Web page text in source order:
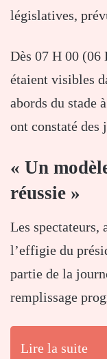
législatives,
Dès 07 H 00 (06
étaient visibles
abords du stade
ont constaté des
« Un
réussie »
Les spectateurs,
l’effigie du
partie de la
remplissage
Lire la suite